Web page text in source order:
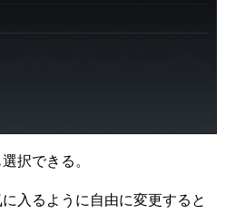
択できる。
入るように自由に変更すると